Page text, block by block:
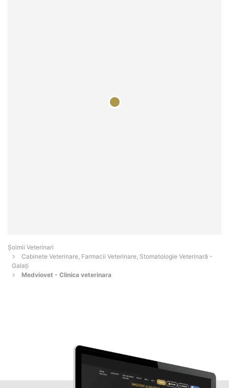
Șoimii Veterinari
Cabinete Veterinare, Farmacii Veterinare, Stomatologie Veterinară -
Galaţi
Medviovet - Clinica veterinara